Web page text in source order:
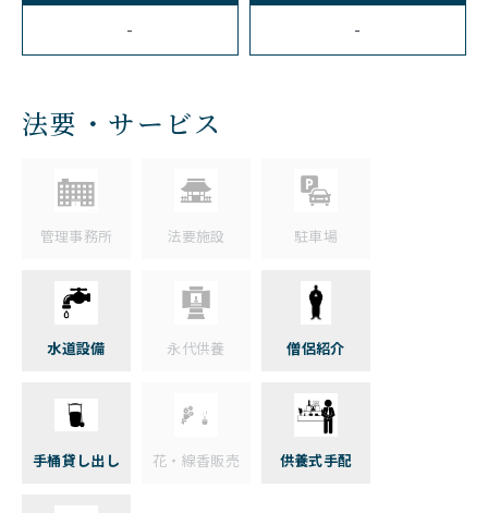
- -
法要・サービス
管理事務所 法要施設 駐車場
水道設備 永代供養 僧侶紹介
手桶貸し出し 花・線香販売 供養式手配